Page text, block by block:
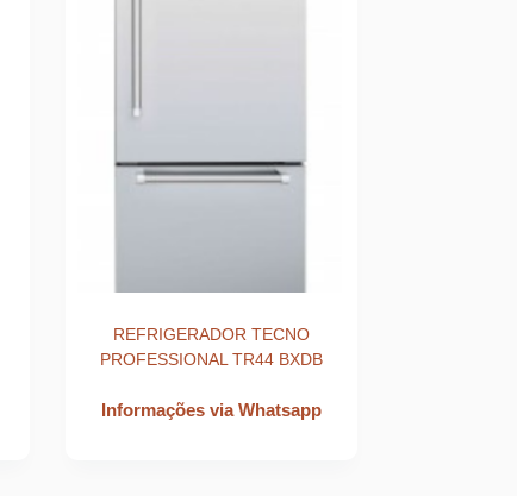
REFRIGERADOR TECNO
PROFESSIONAL TR44 BXDB
Informações via Whatsapp